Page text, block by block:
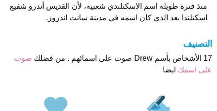
منذ فترة طويلة اسم الاسكتلندي شعبية، لأن القديس أندرو شفيع
اسكتلندا بعد الذي كان اسمه في مدينة سانت اندروز.
التصنيف
17 الأشخاص بأسم Drew صوت على اسمائهم . من فضلك
صوت
على اسمك ايضا